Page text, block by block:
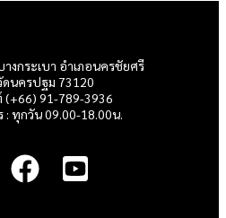
งกระเบา อำเภอนครชัยศรี
ดนครปฐม 73120
91-789-3936
: ทุกวัน 09.00-18.00น.